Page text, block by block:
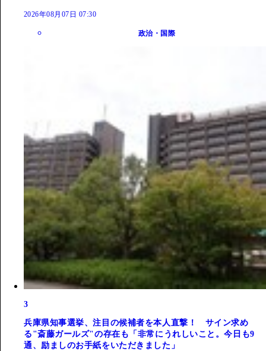
2026年08月07日 07:30
政治・国際
3
兵庫県知事選挙、注目の候補者を本人直撃！ サイン求め
る"斎藤ガールズ"の存在も「非常にうれしいこと。今日も9
通、励ましのお手紙をいただきました」